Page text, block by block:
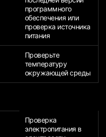
программного
обеспечения или
проверка источника
питания
Проверьте
температуру
окружающей среды
Проверка
электропитания в